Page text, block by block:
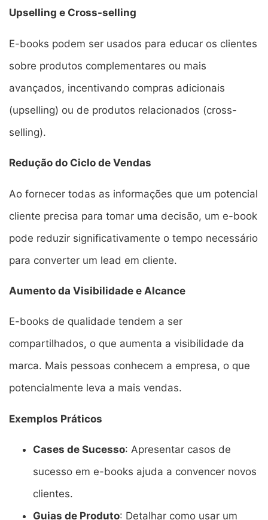
Upselling e Cross-selling
E-books podem ser usados para educar os clientes
sobre produtos complementares ou mais
avançados, incentivando compras adicionais
(upselling) ou de produtos relacionados (cross-
selling).
Redução do Ciclo de Vendas
Ao fornecer todas as informações que um potencial
cliente precisa para tomar uma decisão, um e-book
pode reduzir significativamente o tempo necessário
para converter um lead em cliente.
Aumento da Visibilidade e Alcance
E-books de qualidade tendem a ser
compartilhados, o que aumenta a visibilidade da
marca. Mais pessoas conhecem a empresa, o que
potencialmente leva a mais vendas.
Exemplos Práticos
Cases de Sucesso: Apresentar casos de
sucesso em e-books ajuda a convencer novos
clientes.
Guias de Produto: Detalhar como usar um